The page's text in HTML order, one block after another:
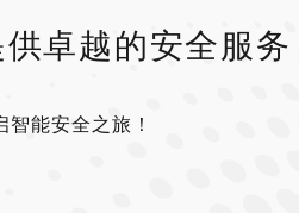
卓越的安全服务
能安全之旅！